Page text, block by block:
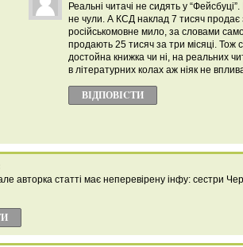
Реальні читачі не сидять у
не чули. А КСД наклад 7 тисяч продає
російськомовне мило, за словами
продають 25 тисяч за три місяці. Тож
достойна книжка чи ні, на реальних
в літературних колах аж ніяк не
ВІДПОВІCТИ
авторка статті має неперевірену інфу: сестри